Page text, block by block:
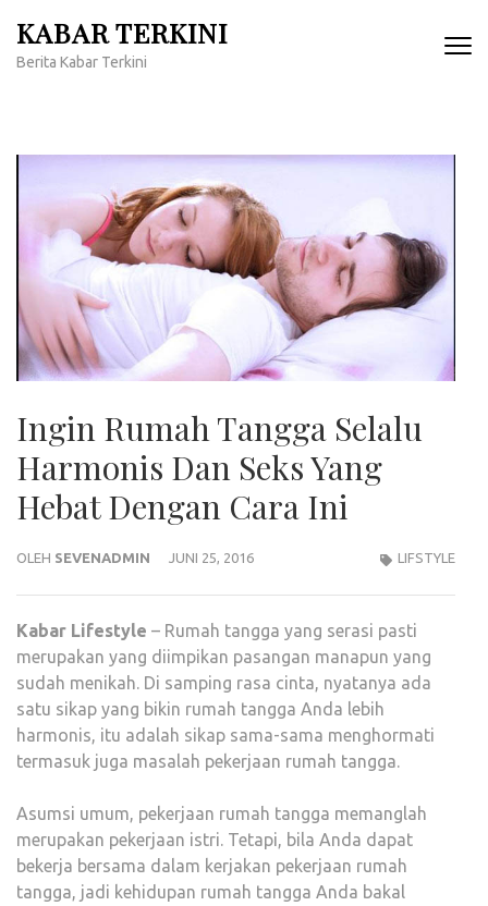
konten
KABAR TERKINI
Berita Kabar Terkini
Ingin Rumah Tangga Selalu
Harmonis Dan Seks Yang
Hebat Dengan Cara Ini
OLEH SEVENADMIN JUNI 25, 2016 LIFSTYLE
Kabar Lifestyle – Rumah tangga yang serasi pasti
merupakan yang diimpikan pasangan manapun yang
sudah menikah. Di samping rasa cinta, nyatanya ada
satu sikap yang bikin rumah tangga Anda lebih
harmonis, itu adalah sikap sama-sama menghormati
termasuk juga masalah pekerjaan rumah tangga.
Asumsi umum, pekerjaan rumah tangga memanglah
merupakan pekerjaan istri. Tetapi, bila Anda dapat
bekerja bersama dalam kerjakan pekerjaan rumah
tangga, jadi kehidupan rumah tangga Anda bakal